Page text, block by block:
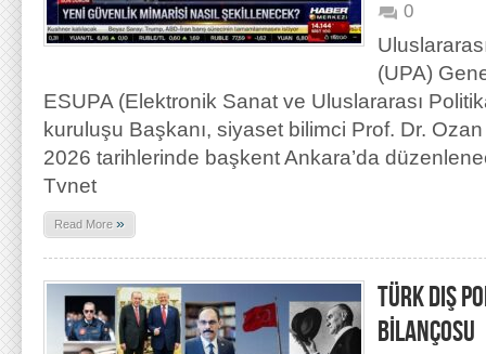
0
(UPA)
ESUPA (Elektronik Sanat ve Uluslararası
kuruluşu Başkanı, siyaset bilimci Prof. Dr.
2026 tarihlerinde başkent Ankara’da
Tvnet
Read More »
TÜRK DIŞ
BİLANÇOSU